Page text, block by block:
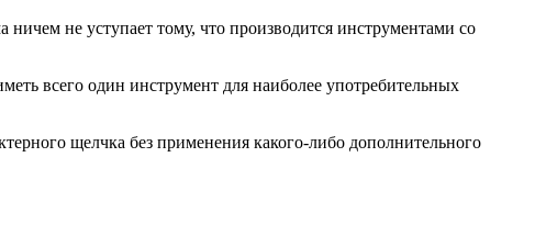
не уступает тому, что производится инструментами со
всего один инструмент для наиболее употребительных
щелчка без применения какого-либо дополнительного